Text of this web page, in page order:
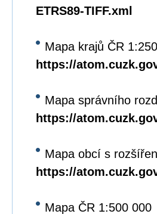
ETRS89-TIFF.xml
Mapa krajů ČR
https://
Mapa správního
https://
Mapa obcí s
https://
Mapa ČR 1:500 000